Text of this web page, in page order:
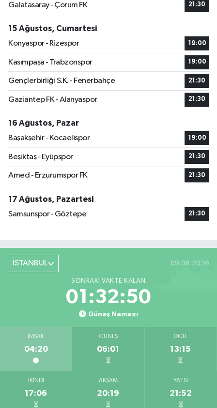
Galatasaray - Çorum FK
21:30
15 Ağustos, Cumartesi
Konyaspor - Rizespor
19:00
Kasımpaşa - Trabzonspor 19:00
Gençlerbirliği S.K. - Fenerbahçe 21:30
Gaziantep FK - Alanyaspor 21:30
16 Ağustos, Pazar
Başakşehir - Kocaelispor
19:00
Beşiktaş - Eyüpspor 21:30
Amed - Erzurumspor FK 21:30
17 Ağustos, Pazartesi
Samsunspor - Göztepe
21:30
İSTANBUL 09.08.2026
SONRAKI VAKTE KALAN
01:32:49
Güneş Namazı
İMSAK
04:20
GÜNEŞ
06:01
ÖĞLE
13:15
İKINDI
17:06
AKŞAM
20:19
YATSI
21:52